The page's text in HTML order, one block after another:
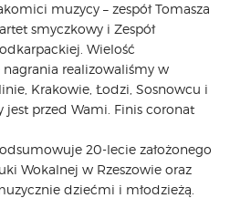
muzycy – zespół Tomasza
smyczkowy i Zespół
Wielość
nagrania realizowaliśmy w
Krakowie, Łodzi, Sosnowcu i
jest przed Wami. Finis coronat
20-lecie założonego
Wokalnej w Rzeszowie oraz
dziećmi i młodzieżą.